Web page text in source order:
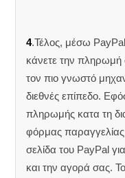
4.Τέλος, μέσω
κάνετε την πληρωμή
τον πιο γνωστό
διεθνές επίπεδο.
πληρωμής κατα τη
φόρμας
σελίδα του PayPal
και την αγορά σας.